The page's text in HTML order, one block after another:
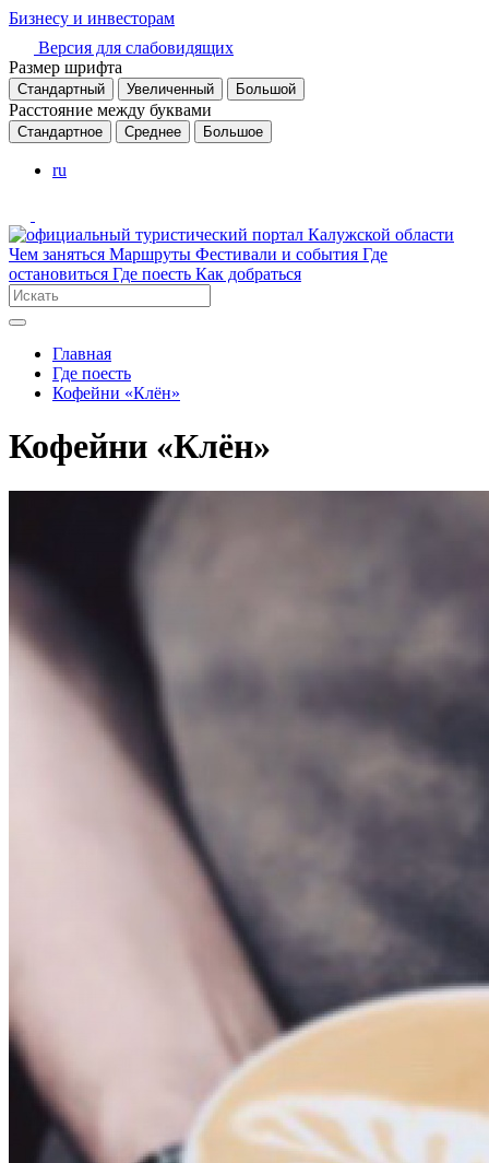
Бизнесу и инвесторам
Версия для слабовидящих
Размер шрифта
Стандартный Увеличенный Большой
Расстояние между буквами
Стандартное Среднее Большое
ru
Чем заняться Маршруты Фестивали и события Где
остановиться Где поесть Как добраться
Главная
Где поесть
Кофейни «Клён»
Кофейни «Клён»